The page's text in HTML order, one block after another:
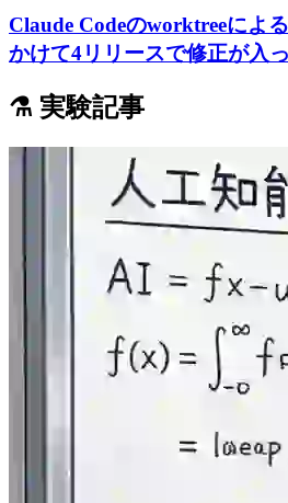
Claude Codeのworktreeによ
かけて4リリースで修正が入
⚗️ 実験記事